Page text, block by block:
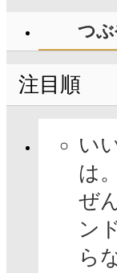
つ
注目順
い
は
ぜ
ン
ら